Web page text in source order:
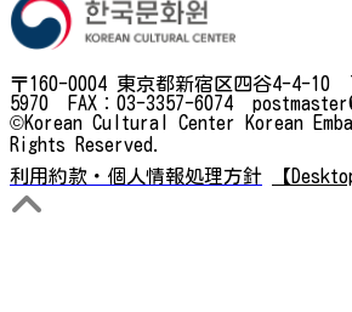
〒160-0004 東京都新宿区四谷4-4-10
5970 FAX：03-3357-6074
©Korean Cultural Center Korean
Rights Reserved.
利用約款・個人情報処理方針
【